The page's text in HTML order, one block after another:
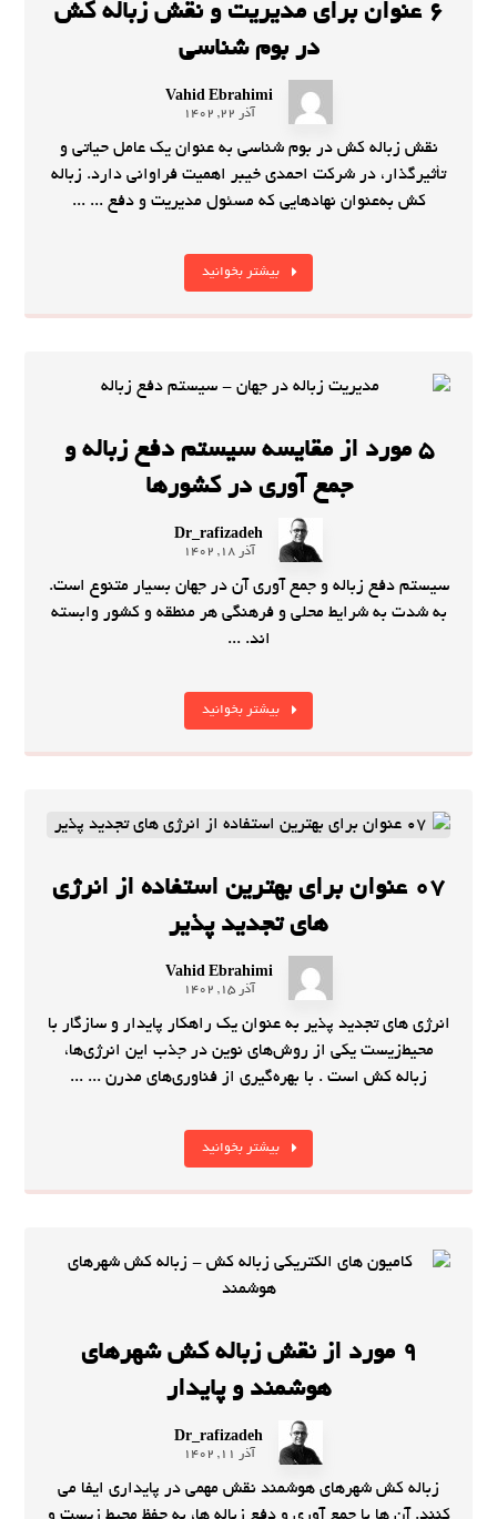
6 عنوان برای مدیریت و نقش زباله کش
در بوم شناسی
Vahid Ebrahimi
آذر 22, 1402
نقش زباله کش در بوم شناسی به عنوان یک عامل حیاتی و
تأثیرگذار، در شرکت احمدی خیبر اهمیت فراوانی دارد. زباله
کش به‌عنوان نهادهایی که مسئول مدیریت و دفع ... ...
بیشتر بخوانید
5 مورد از مقایسه سیستم دفع زباله و
جمع آوری در کشورها
Dr_rafizadeh
آذر 18, 1402
سیستم‌ دفع زباله و جمع‌ آوری آن در جهان بسیار متنوع است.
به شدت به شرایط محلی و فرهنگی هر منطقه و کشور وابسته‌
اند. ...
بیشتر بخوانید
07 عنوان برای بهترین استفاده از انرژی‌
های تجدید پذیر
Vahid Ebrahimi
آذر 15, 1402
انرژی ‌های تجدید پذیر به عنوان یک راهکار پایدار و سازگار با
محیط‌زیست یکی از روش‌های نوین در جذب این انرژی‌ها،
زباله کش است . با بهره‌گیری از فناوری‌های مدرن ... ...
بیشتر بخوانید
9 مورد از نقش زباله کش شهرهای
هوشمند و پایدار
Dr_rafizadeh
آذر 11, 1402
زباله کش شهرهای هوشمند نقش مهمی در پایداری ایفا می